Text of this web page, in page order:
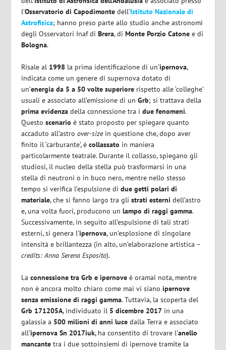
l’Osservatorio di Capodimonte dell’Istituto Nazionale di
Astrofisica; hanno preso parte allo studio anche astronomi
degli Osservatori Inaf diBrera, diMonte Porzio Catone e di
Bologna.
Risale al 1998 la prima identificazione di un’ipernova,
indicata come un genere di supernova dotato di
un’energia da 5 a 50 volte superiore rispetto alle ‘colleghe’
usuali e associato all’emissione di un Grb; si trattava della
prima evidenza della connessione tra idue fenomeni.
Questo scenario è stato proposto per spiegare quanto
accaduto all’astroover-sizein questione che, dopo aver
finito il ‘carburante’, ècollassato in maniera
particolarmente teatrale. Durante il collasso, spiegano gli
studiosi, il nucleo della stella può trasformarsi in una
stella di neutroni o in buco nero, mentre nello stesso
tempo si verifica l’espulsione didue getti polari di
materiale, che si fanno largo tra glistrati esterni dell’astro
e, una volta fuori, producono un lampo di raggi gamma.
Successivamente, in seguito all’espulsione di tali strati
esterni, si genera l’ipernova, un’esplosione di singolare
intensità e brillantezza (in alto, un’elaborazione artistica –
credits: Anna Serena Esposito).
Laconnessione tra Grb e ipernove è oramai nota, mentre
non è ancora molto chiaro come mai vi siano ipernove
senza emissione di raggi gamma. Tuttavia, la scoperta del
Grb 171205A, individuato il 5 dicembre 2017 in una
galassia a 500 milioni di anni luce dalla Terra e associato
all’ipernova Sn 2017iuk, ha consentito di trovare l’anello
mancante tra i due sottoinsiemi di ipernove tramite la